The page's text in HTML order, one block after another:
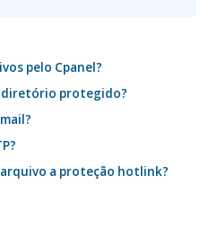
pelo Cpanel?
diretório protegido?
a proteção hotlink?